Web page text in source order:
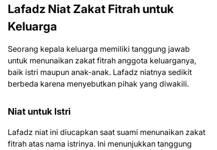
Lafadz Niat Zakat Fitrah untuk
Keluarga
Seorang kepala keluarga memiliki tanggung jawab
untuk menunaikan zakat fitrah anggota keluarganya,
baik istri maupun anak-anak. Lafadz niatnya sedikit
berbeda karena menyebutkan pihak yang diwakili.
Niat untuk Istri
Lafadz niat ini diucapkan saat suami menunaikan zakat
fitrah atas nama istrinya. Ini menunjukkan tanggung